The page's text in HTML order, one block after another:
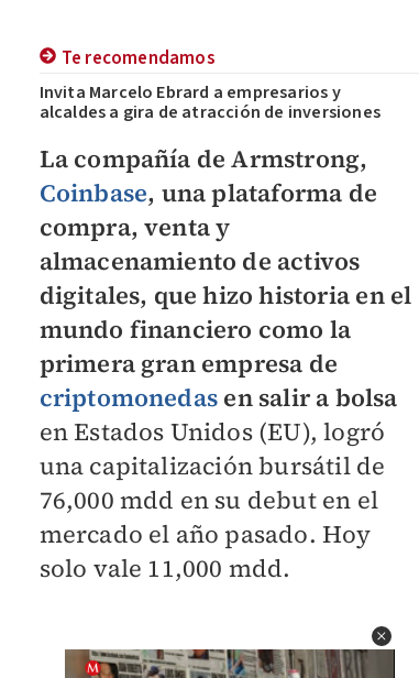
Te recomendamos
Invita Marcelo Ebrard a empresarios y
alcaldes a gira de atracción de inversiones
La compañía de Armstrong,
Coinbase, una plataforma de
compra, venta y
almacenamiento de activos
digitales, que hizo historia en el
mundo financiero como la
primera gran empresa de
criptomonedas en salir a bolsa
en Estados Unidos (EU), logró
una capitalización bursátil de
76,000 mdd en su debut en el
mercado el año pasado. Hoy
solo vale 11,000 mdd.